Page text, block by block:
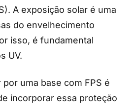
A exposição solar é uma
do envelhecimento
isso, é fundamental
UV.
uma base com FPS é
incorporar essa proteção